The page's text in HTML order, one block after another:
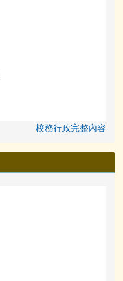
校務行政完整內容